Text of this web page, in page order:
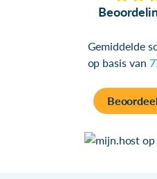
Gemiddelde
op basis van